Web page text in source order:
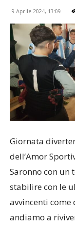
9 Aprile 2024, 13:09
Giornata
dell’Amor
Saronno con
stabilire con le
avvincenti
andiamo a